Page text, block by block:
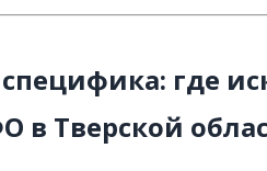
где
в Тверской